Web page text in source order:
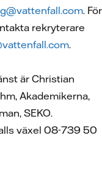
. För
rekryterare
.
är Christian
Akademikerna,
SEKO.
växel 08-739 50